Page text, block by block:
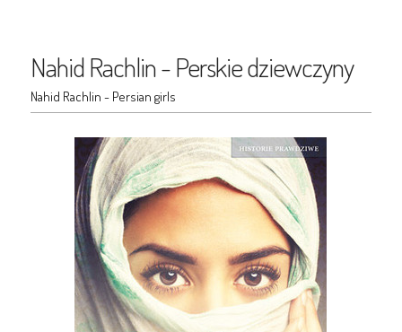
Nahid Rachlin - Perskie dziewczyny
Nahid Rachlin - Persian girls